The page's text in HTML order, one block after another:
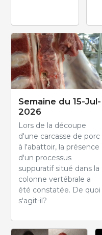
Semaine du 15-Jul-
2026
Lors de la découpe
d'une carcasse de porc
à l'abattoir, la présence
d'un processus
suppuratif situé dans la
colonne vertébrale a
été constatée. De quoi
s'agit-il?